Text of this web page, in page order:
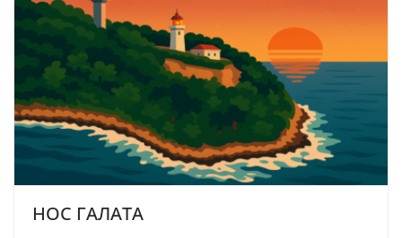
НОС ГАЛАТА